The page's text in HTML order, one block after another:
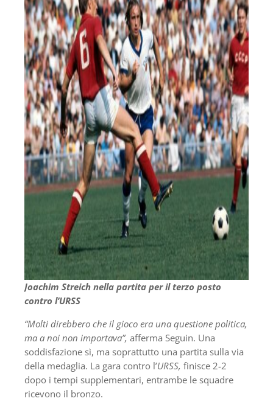
Joachim Streich nella partita per il terzo posto
contro l’URSS
“Molti direbbero che il gioco era una questione politica,
ma a noi non importava”, afferma Seguin. Una
soddisfazione sì, ma soprattutto una partita sulla via
della medaglia. La gara contro l’URSS, finisce 2-2
dopo i tempi supplementari, entrambe le squadre
ricevono il bronzo.